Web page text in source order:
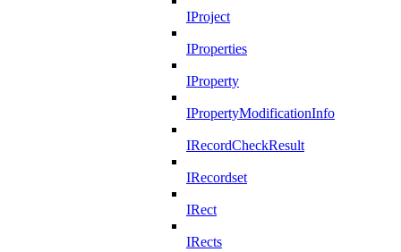
IProject
IProperties
IProperty
IPropertyModificationInfo
IRecordCheckResult
IRecordset
IRect
IRects